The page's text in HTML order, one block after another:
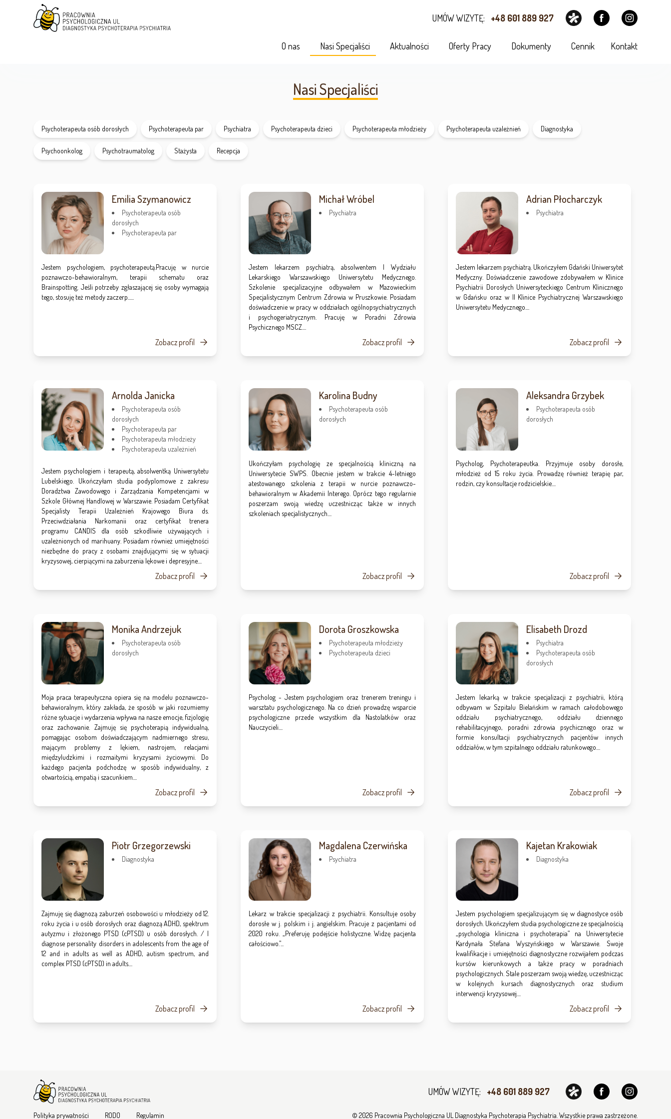
UMÓW WIZYTĘ: +48 601 889 927
O nas Nasi Specjaliści Aktualności Oferty Pracy Dokumenty Cennik Kontakt
Nasi Specjaliści
Psychoterapeuta osób dorosłych Psychoterapeuta par Psychiatra Psychoterapeuta dzieci Psychoterapeuta młodzieży Psychoterapeuta uzależnień Diagnostyka
Psychoonkolog Psychotraumatolog Stażysta Recepcja
Emilia Szymanowicz
Psychoterapeuta osób
dorosłych
Psychoterapeuta par
Jestem psychologiem, psychoterapeutą.Pracuję w nurcie
poznawczo-behawioralnym, terapii schematu oraz
Brainspotting. Jeśli potrzeby zgłaszającej się osoby wymagają
tego, stosuję też metody zaczerp......
Zobacz profil
Michał Wróbel
Psychiatra
Jestem lekarzem psychiatrą, absolwentem I Wydziału
Lekarskiego Warszawskiego Uniwersytetu Medycznego.
Szkolenie specjalizacyjne odbywałem w Mazowieckim
Specjalistycznym Centrum Zdrowia w Pruszkowie. Posiadam
doświadczenie w pracy w oddziałach ogólnopsychiatrycznych
i psychogeriatrycznym. Pracuję w Poradni Zdrowia
Psychicznego MSCZ....
Zobacz profil
Adrian Płocharczyk
Psychiatra
Jestem lekarzem psychiatrą. Ukończyłem Gdański Uniwersytet
Medyczny. Doświadczenie zawodowe zdobywałem w Klinice
Psychiatrii Dorosłych Uniwersyteckiego Centrum Klinicznego
w Gdańsku oraz w II Klinice Psychiatrycznej Warszawskiego
Uniwersytetu Medycznego....
Zobacz profil
Arnolda Janicka
Psychoterapeuta osób
dorosłych
Psychoterapeuta par
Psychoterapeuta młodzieży
Psychoterapeuta uzależnień
Jestem psychologiem i terapeutą, absolwentką Uniwersytetu
Lubelskiego. Ukończyłam studia podyplomowe z zakresu
Doradztwa Zawodowego i Zarządzania Kompetencjami w
Szkole Głównej Handlowej w Warszawie. Posiadam Certyfikat
Specjalisty Terapii Uzależnień Krajowego Biura ds.
Przeciwdziałania Narkomanii oraz certyfikat trenera
programu CANDIS dla osób szkodliwie używających i
uzależnionych od marihuany. Posiadam również umiejętności
niezbędne do pracy z osobami znajdującymi się w sytuacji
kryzysowej, cierpiącymi na zaburzenia lękowe i depresyjne....
Zobacz profil
Karolina Budny
Psychoterapeuta osób
dorosłych
Ukończyłam psychologię ze specjalnością kliniczną na
Uniwersytecie SWPS. Obecnie jestem w trakcie 4-letniego
atestowanego szkolenia z terapii w nurcie poznawczo-
behawioralnym w Akademii Interego. Oprócz tego regularnie
poszerzam swoją wiedzę uczestnicząc także w innych
szkoleniach specjalistycznych....
Zobacz profil
Aleksandra Grzybek
Psychoterapeuta osób
dorosłych
Psycholog, Psychoterapeutka. Przyjmuje osoby dorosłe,
młodzież od 15 roku życia. Prowadzę również terapię par,
rodzin, czy konsultacje rodzicielskie....
Zobacz profil
Monika Andrzejuk
Psychoterapeuta osób
dorosłych
Moja praca terapeutyczna opiera się na modelu poznawczo-
behawioralnym, który zakłada, że sposób w jaki rozumiemy
różne sytuacje i wydarzenia wpływa na nasze emocje, fizjologię
oraz zachowanie. Zajmuję się psychoterapią indywidualną,
pomagając osobom doświadczającym nadmiernego stresu,
mającym problemy z lękiem, nastrojem, relacjami
międzyludzkimi i rozmaitymi kryzysami życiowymi. Do
każdego pacjenta podchodzę w sposób indywidualny, z
otwartością, empatią i szacunkiem....
Zobacz profil
Dorota Groszkowska
Psychoterapeuta młodzieży
Psychoterapeuta dzieci
Psycholog - Jestem psychologiem oraz trenerem treningu i
warsztatu psychologicznego. Na co dzień prowadzę wsparcie
psychologiczne przede wszystkim dla Nastolatków oraz
Nauczycieli....
Zobacz profil
Elisabeth Drozd
Psychiatra
Psychoterapeuta osób
dorosłych
Jestem lekarką w trakcie specjalizacji z psychiatrii, którą
odbywam w Szpitalu Bielańskim w ramach całodobowego
oddziału psychiatrycznego, oddziału dziennego
rehabilitacyjnego, poradni zdrowia psychicznego oraz w
formie konsultacji psychiatrycznych pacjentów innych
oddziałów, w tym szpitalnego oddziału ratunkowego....
Zobacz profil
Piotr Grzegorzewski
Diagnostyka
Zajmuję się diagnozą zaburzeń osobowości u młodzieży od 12.
roku życia i u osób dorosłych oraz diagnozą ADHD, spektrum
autyzmu i złożonego PTSD (cPTSD) u osób dorosłych. / I
diagnose personality disorders in adolescents from the age of
12 and in adults as well as ADHD, autism spectrum, and
complex PTSD (cPTSD) in adults....
Zobacz profil
Magdalena Czerwińska
Psychiatra
Lekarz w trakcie specjalizacji z psychiatrii. Konsultuje osoby
dorosłe w j. polskim i j. angielskim. Pracuje z pacjentami od
2020 roku. „Preferuję podejście holistyczne. Widzę pacjenta
całościowo.”...
Zobacz profil
Kajetan Krakowiak
Diagnostyka
Jestem psychologiem specjalizującym się w diagnostyce osób
dorosłych. Ukończyłem studia psychologiczne ze specjalnością
„psychologia kliniczna i psychoterapia” na Uniwersytecie
Kardynała Stefana Wyszyńskiego w Warszawie. Swoje
kwalifikacje i umiejętności diagnostyczne rozwijałem podczas
kursów kierunkowych a także pracy w poradniach
psychologicznych. Stale poszerzam swoją wiedzę, uczestnicząc
w kolejnych kursach diagnostycznych oraz studium
interwencji kryzysowej....
Zobacz profil
UMÓW WIZYTĘ: +48 601 889 927
Polityka prywatności RODO Regulamin © 2026 Pracownia Psychologiczna UL Diagnostyka Psychoterapia Psychiatria. Wszystkie prawa zastrzeżone.